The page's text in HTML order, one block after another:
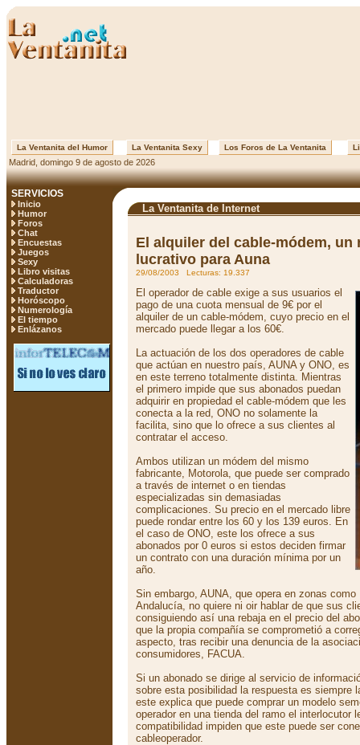
La Ventanita del Humor La Ventanita Sexy Los Foros de La Ventanita
Madrid, domingo 9 de agosto de 2026
SERVICIOS
Inicio
Humor
Foros
Chat
Encuestas
Juegos
Sexy
Libro visitas
Calculadoras
Traductor
Horóscopo
Numerología
El tiempo
Enlázanos
La Ventanita de Internet
El alquiler del cable-módem, un
lucrativo para Auna
29/08/2003 Lecturas: 19.337
El operador de cable exige a sus usuarios el
pago de una cuota mensual de 9€ por el
alquiler de un cable-módem, cuyo precio en el
mercado puede llegar a los 60€.
La actuación de los dos operadores de cable
que actúan en nuestro país, AUNA y ONO, es
en este terreno totalmente distinta. Mientras
el primero impide que sus abonados puedan
adquirir en propiedad el cable-módem que les
conecta a la red, ONO no solamente la
facilita, sino que lo ofrece a sus clientes al
contratar el acceso.
Ambos utilizan un módem del mismo
fabricante, Motorola, que puede ser comprado
a través de internet o en tiendas
especializadas sin demasiadas
complicaciones. Su precio en el mercado libre
puede rondar entre los 60 y los 139 euros. En
el caso de ONO, este los ofrece a sus
abonados por 0 euros si estos deciden firmar
un contrato con una duración mínima por un
año.
Sin embargo, AUNA, que opera en zonas
Andalucía, no quiere ni oir hablar de que sus
consiguiendo así una rebaja en el precio del
que la propia compañía se comprometió a
aspecto, tras recibir una denuncia de la
consumidores, FACUA.
Si un abonado se dirige al servicio de
sobre esta posibilidad la respuesta es siempre
este explica que puede comprar un modelo
operador en una tienda del ramo el interlocutor
compatibilidad impiden que este puede ser
cableoperador.